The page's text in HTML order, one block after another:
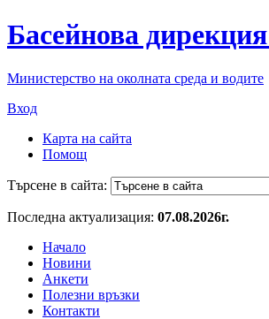
Басейнова
Министерство на околната среда и водите
Вход
Карта на сайта
Помощ
Търсене в сайта:
Последна актуализация: 07.08.2026г.
Начало
Новини
Анкети
Полезни връзки
Контакти